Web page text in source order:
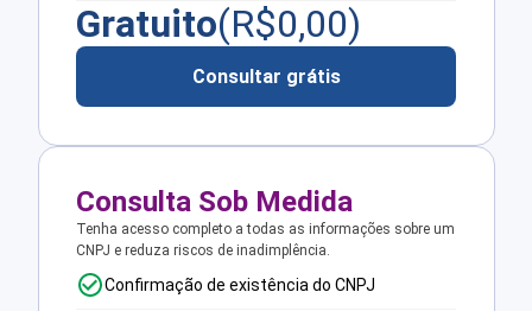
Gratuito(R$0,00)
Consultar grátis
Consulta Sob Medida
Tenha acesso completo a todas as informações sobre um
CNPJ e reduza riscos de inadimplência.
Confirmação de existência do CNPJ